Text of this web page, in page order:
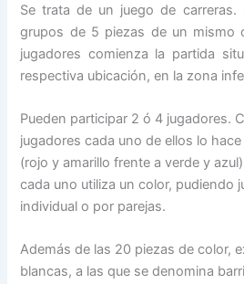
Se trata de un juego de
grupos de 5 piezas de un mismo
jugadores comienza la partida
respectiva ubicación, en la zona
Pueden participar 2 ó 4 jugadores.
jugadores cada uno de ellos lo
(rojo y amarillo frente a verde y
cada uno utiliza un color, pudiendo
individual o por parejas.
Además de las 20 piezas de color,
blancas, a las que se denomina